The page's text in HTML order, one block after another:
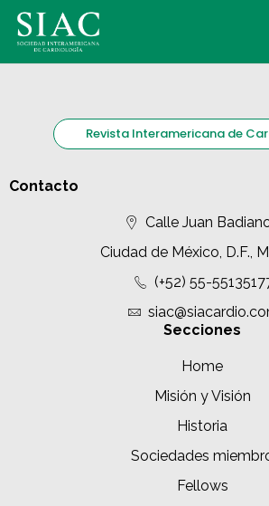
Revista Interamericana de
Contacto
Calle Juan
Ciudad de México, D.F.,
(+52) 55-
Secciones
Home
Misión y Visión
Historia
Sociedades
Fellows